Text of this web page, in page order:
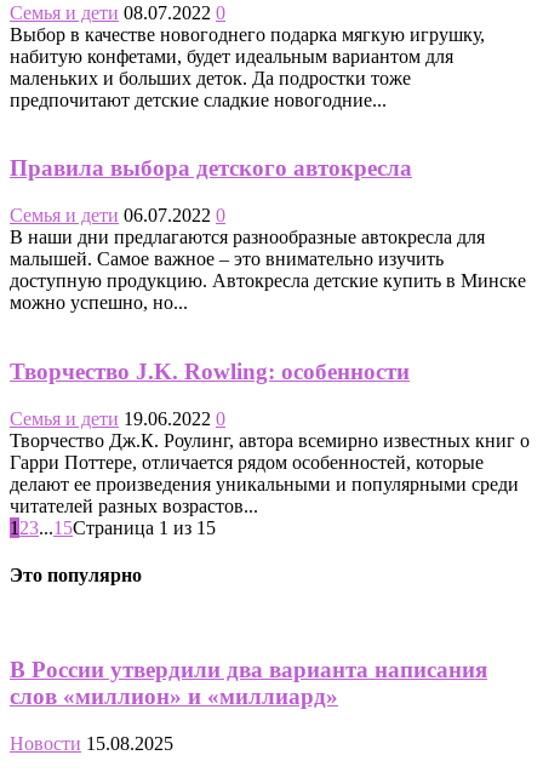
Семья и дети 08.07.2022 0
Выбор в качестве новогоднего подарка мягкую игрушку,
набитую конфетами, будет идеальным вариантом для
маленьких и больших деток. Да подростки тоже
предпочитают детские сладкие новогодние...
Правила выбора детского автокресла
Семья и дети 06.07.2022 0
В наши дни предлагаются разнообразные автокресла для
малышей. Самое важное – это внимательно изучить
доступную продукцию. Автокресла детские купить в Минске
можно успешно, но...
Творчество J.K. Rowling: особенности
Семья и дети 19.06.2022 0
Творчество Дж.К. Роулинг, автора всемирно известных книг о
Гарри Поттере, отличается рядом особенностей, которые
делают ее произведения уникальными и популярными среди
читателей разных возрастов...
1 23...15Страница 1 из 15
Это популярно
В России утвердили два варианта написания
слов «миллион» и «миллиард»
Новости 15.08.2025